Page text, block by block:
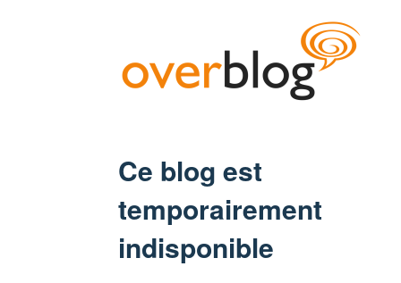
Ce blog est
temporairement
indisponible